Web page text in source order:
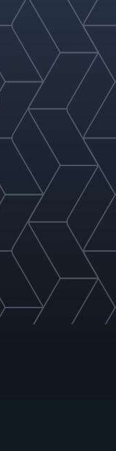
éliminer la
une tour
améliorations de
l’efficacité et de
capacité
obtenues en
des plateaux
performance
la technologie
FIT®.
plateaux
Installer de
nouveaux
transfert
là où il
tour
Installer des
plateaux
passages